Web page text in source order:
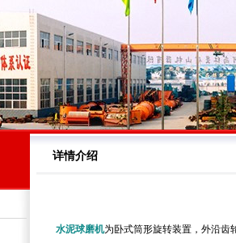
详情介绍
水泥球磨机为卧式筒形旋转装置，外沿齿